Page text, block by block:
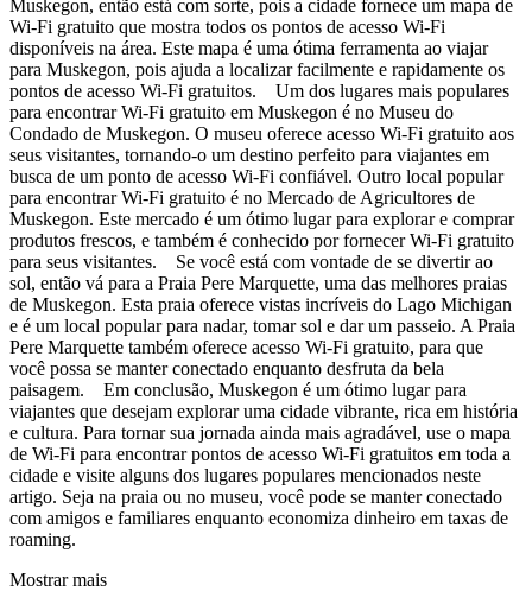
Muskegon, então está com sorte, pois a cidade fornece um mapa de
Wi-Fi gratuito que mostra todos os pontos de acesso Wi-Fi
disponíveis na área. Este mapa é uma ótima ferramenta ao viajar
para Muskegon, pois ajuda a localizar facilmente e rapidamente os
pontos de acesso Wi-Fi gratuitos. Um dos lugares mais populares
para encontrar Wi-Fi gratuito em Muskegon é no Museu do
Condado de Muskegon. O museu oferece acesso Wi-Fi gratuito aos
seus visitantes, tornando-o um destino perfeito para viajantes em
busca de um ponto de acesso Wi-Fi confiável. Outro local popular
para encontrar Wi-Fi gratuito é no Mercado de Agricultores de
Muskegon. Este mercado é um ótimo lugar para explorar e comprar
produtos frescos, e também é conhecido por fornecer Wi-Fi gratuito
para seus visitantes. Se você está com vontade de se divertir ao
sol, então vá para a Praia Pere Marquette, uma das melhores praias
de Muskegon. Esta praia oferece vistas incríveis do Lago Michigan
e é um local popular para nadar, tomar sol e dar um passeio. A Praia
Pere Marquette também oferece acesso Wi-Fi gratuito, para que
você possa se manter conectado enquanto desfruta da bela
paisagem. Em conclusão, Muskegon é um ótimo lugar para
viajantes que desejam explorar uma cidade vibrante, rica em história
e cultura. Para tornar sua jornada ainda mais agradável, use o mapa
de Wi-Fi para encontrar pontos de acesso Wi-Fi gratuitos em toda a
cidade e visite alguns dos lugares populares mencionados neste
artigo. Seja na praia ou no museu, você pode se manter conectado
com amigos e familiares enquanto economiza dinheiro em taxas de
roaming.
Mostrar mais